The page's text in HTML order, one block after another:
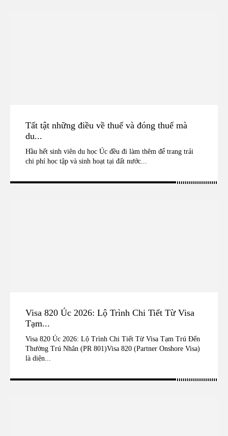
Tất tật những điều về thuế và đóng thuế mà
du...
Hầu hết sinh viên du học Úc đều đi làm thêm để trang trải
chi phí học tập và sinh hoạt tại đất nước...
Visa 820 Úc 2026: Lộ Trình Chi Tiết Từ Visa
Tạm...
Visa 820 Úc 2026: Lộ Trình Chi Tiết Từ Visa Tạm Trú Đến
Thường Trú Nhân (PR 801)Visa 820 (Partner Onshore Visa)
là diện...